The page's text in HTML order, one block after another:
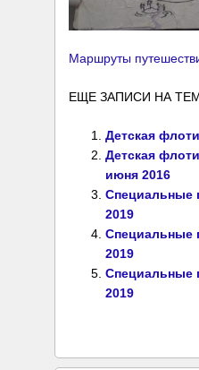
Маршруты
ЕЩЕ ЗАПИСИ НА
Детская
Детская
июня 2016
Специальные
2019
Специальные
2019
Специальные
2019